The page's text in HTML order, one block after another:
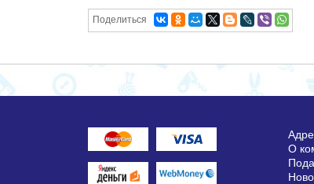
Поделиться
О